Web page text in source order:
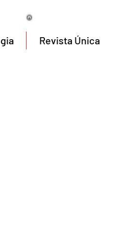
Revista Única